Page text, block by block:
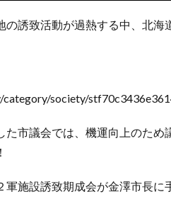
の誘致活動が過熱する中、北
category/society/
た市議会では、機運向上のた
施設誘致期成会が金澤市長に